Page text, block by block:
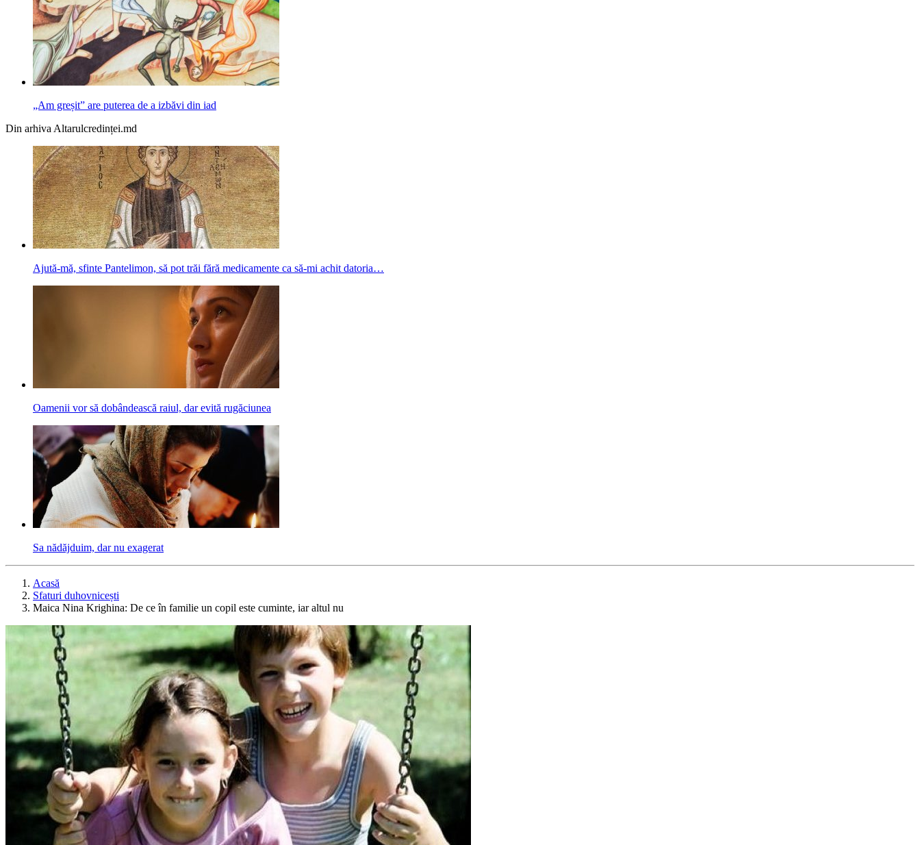
„Am greșit” are puterea de a izbăvi din iad
Din arhiva Altarulcredinței.md
Ajută-mă, sfinte Pantelimon, să pot trăi fără medicamente ca să-mi achit datoria…
Oamenii vor să dobândească raiul, dar evită rugăciunea
Sa nădăjduim, dar nu exagerat
Acasă
Sfaturi duhovnicești
Maica Nina Krighina: De ce în familie un copil este cuminte, iar altul nu